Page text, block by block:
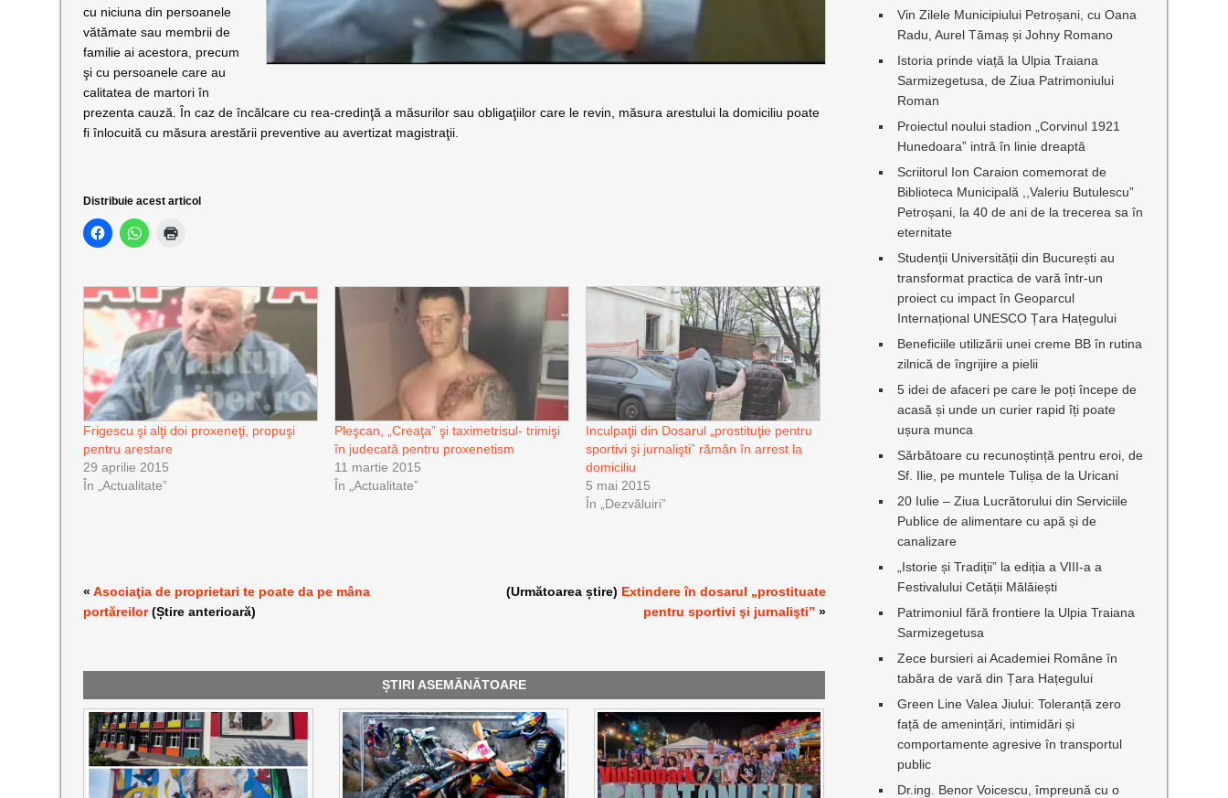
cu niciuna din persoanele
vătămate sau membrii de
familie ai acestora, precum
şi cu persoanele care au
calitatea de martori în
prezenta cauză. În caz de încălcare cu rea-credinţă a măsurilor sau obligaţiilor care le revin, măsura arestului la domiciliu poate
fi înlocuită cu măsura arestării preventive au avertizat magistraţii.
Distribuie acest articol
Frigescu şi alţi doi proxeneţi, propuşi
pentru arestare
29 aprilie 2015
În „Actualitate”
Pleşcan, „Creaţa” şi taximetrisul- trimişi
în judecată pentru proxenetism
11 martie 2015
În „Actualitate”
Inculpaţii din Dosarul „prostituţie pentru
sportivi şi jurnalişti” rămân în arrest la
domiciliu
5 mai 2015
În „Dezvăluiri”
«Asociaţia de proprietari te poate da pe mâna
portăreilor(Știre anterioară)
(Următoarea știre) Extindere în dosarul „prostituate
pentru sportivi şi jurnalişti” »
ȘTIRI ASEMĂNĂTOARE
Vin Zilele Municipiului Petroșani, cu Oana
Radu, Aurel Tămaș și Johny Romano
Istoria prinde viață la Ulpia Traiana
Sarmizegetusa, de Ziua Patrimoniului
Roman
Proiectul noului stadion „Corvinul 1921
Hunedoara” intră în linie dreaptă
Scriitorul Ion Caraion comemorat de
Biblioteca Municipală ,,Valeriu Butulescu”
Petroșani, la 40 de ani de la trecerea sa în
eternitate
Studenții Universității din București au
transformat practica de vară într-un
proiect cu impact în Geoparcul
Internațional UNESCO Țara Hațegului
Beneficiile utilizării unei creme BB în rutina
zilnică de îngrijire a pielii
5 idei de afaceri pe care le poți începe de
acasă și unde un curier rapid îți poate
ușura munca
Sărbătoare cu recunoștință pentru eroi, de
Sf. Ilie, pe muntele Tulișa de la Uricani
20 Iulie – Ziua Lucrătorului din Serviciile
Publice de alimentare cu apă și de
canalizare
„Istorie și Tradiții” la ediția a VIII-a a
Festivalului Cetății Mălăiești
Patrimoniul fără frontiere la Ulpia Traiana
Sarmizegetusa
Zece bursieri ai Academiei Române în
tabăra de vară din Țara Hațegului
Green Line Valea Jiului: Toleranță zero
față de amenințări, intimidări și
comportamente agresive în transportul
public
Dr.ing. Benor Voicescu, împreună cu o